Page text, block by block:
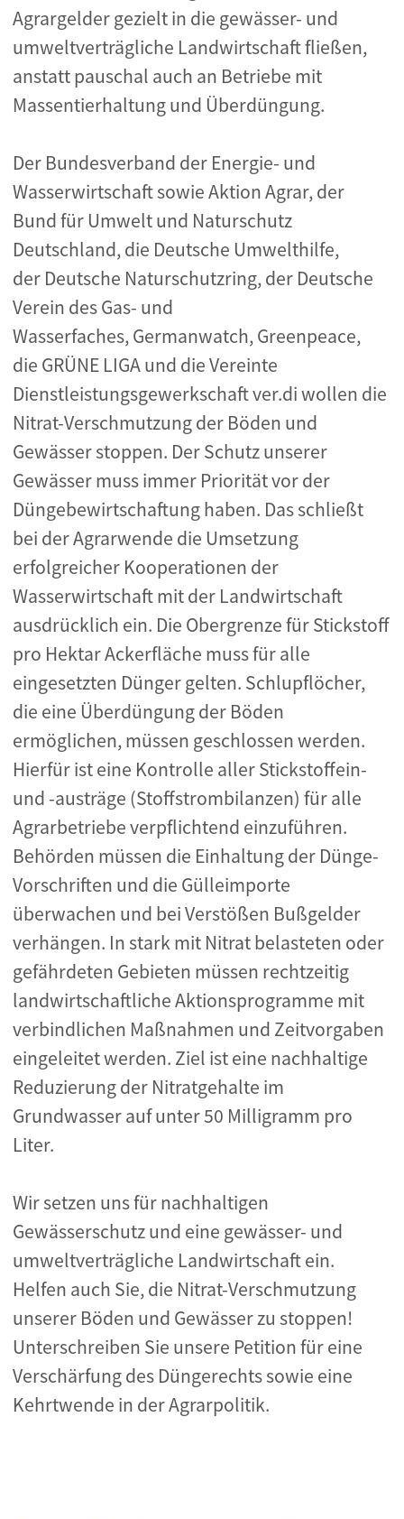
Agrargelder gezielt in die gewässer- und
umweltverträgliche Landwirtschaft fließen,
anstatt pauschal auch an Betriebe mit
Massentierhaltung und Überdüngung.
Der Bundesverband der Energie- und
Wasserwirtschaft sowie Aktion Agrar, der
Bund für Umwelt und Naturschutz
Deutschland, die Deutsche Umwelthilfe,
der Deutsche Naturschutzring, der Deutsche
Verein des Gas- und
Wasserfaches, Germanwatch, Greenpeace,
die GRÜNE LIGA und die Vereinte
Dienstleistungsgewerkschaft ver.di wollen die
Nitrat-Verschmutzung der Böden und
Gewässer stoppen. Der Schutz unserer
Gewässer muss immer Priorität vor der
Düngebewirtschaftung haben. Das schließt
bei der Agrarwende die Umsetzung
erfolgreicher Kooperationen der
Wasserwirtschaft mit der Landwirtschaft
ausdrücklich ein. Die Obergrenze für Stickstoff
pro Hektar Ackerfläche muss für alle
eingesetzten Dünger gelten. Schlupflöcher,
die eine Überdüngung der Böden
ermöglichen, müssen geschlossen werden.
Hierfür ist eine Kontrolle aller Stickstoffein-
und -austräge (Stoffstrombilanzen) für alle
Agrarbetriebe verpflichtend einzuführen.
Behörden müssen die Einhaltung der Dünge-
Vorschriften und die Gülleimporte
überwachen und bei Verstößen Bußgelder
verhängen. In stark mit Nitrat belasteten oder
gefährdeten Gebieten müssen rechtzeitig
landwirtschaftliche Aktionsprogramme mit
verbindlichen Maßnahmen und Zeitvorgaben
eingeleitet werden. Ziel ist eine nachhaltige
Reduzierung der Nitratgehalte im
Grundwasser auf unter 50 Milligramm pro
Liter.
Wir setzen uns für nachhaltigen
Gewässerschutz und eine gewässer- und
umweltverträgliche Landwirtschaft ein.
Helfen auch Sie, die Nitrat-Verschmutzung
unserer Böden und Gewässer zu stoppen!
Unterschreiben Sie unsere Petition für eine
Verschärfung des Düngerechts sowie eine
Kehrtwende in der Agrarpolitik.